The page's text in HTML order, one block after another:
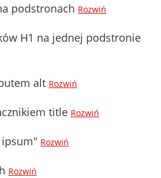
podstronach Rozwiń
H1 na jednej podstronie
alt Rozwiń
title Rozwiń
Rozwiń
Rozwiń